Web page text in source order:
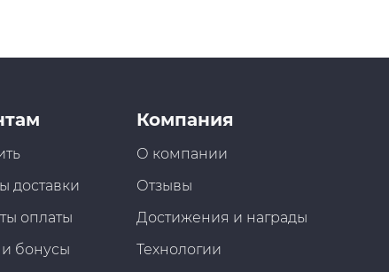
доставки
оплаты
бонусы
Компания
О компании
Отзывы
Достижения и награды
Технологии